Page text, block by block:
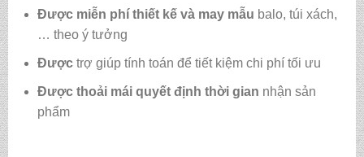
Được miễn phí thiết kế và may mẫu balo, túi xách,
… theo ý tưởng
Được trợ giúp tính toán để tiết kiệm chi phí tối ưu
Được thoải mái quyết định thời gian nhận sản
phẩm